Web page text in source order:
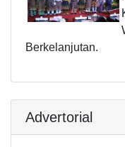
Berkelanjutan.
Advertorial